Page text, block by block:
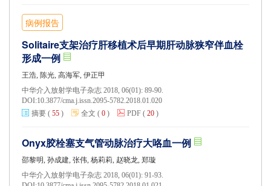
病例报告
Solitaire支架治疗肝移植术后早期肝动脉狭窄伴血栓
形成一例
王浩, 陈光, 高海军, 伊正甲
中华介入放射学电子杂志 2018, 06(01): 89-90.
DOI:10.3877/cma.j.issn.2095-5782.2018.01.020
摘要 ( 55 ) 全文 ( 0 ) PDF ( 20 )
Onyx胶栓塞支气管动脉治疗大咯血一例
邵黎明, 孙成建, 张伟, 杨莉莉, 赵晓龙, 郑璇
中华介入放射学电子杂志 2018, 06(01): 91-93.